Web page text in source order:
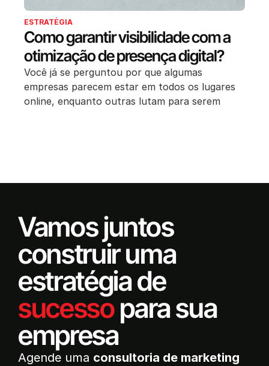
ESTRATÉGIA
Como garantir visibilidade com a
otimização de presença digital?
Você já se perguntou por que algumas
empresas parecem estar em todos os lugares
online, enquanto outras lutam para serem
Vamos juntos
construir uma
estratégia de
sucessopara sua
empresa
Agende uma consultoria de marketing